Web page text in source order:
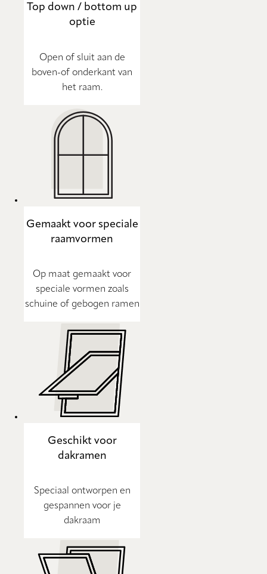
Top down / bottom up
optie
Open of sluit aan de
boven-of onderkant van
het raam.
Gemaakt voor speciale
raamvormen
Op maat gemaakt voor
speciale vormen zoals
schuine of gebogen ramen
Geschikt voor
dakramen
Speciaal ontworpen en
gespannen voor je
dakraam